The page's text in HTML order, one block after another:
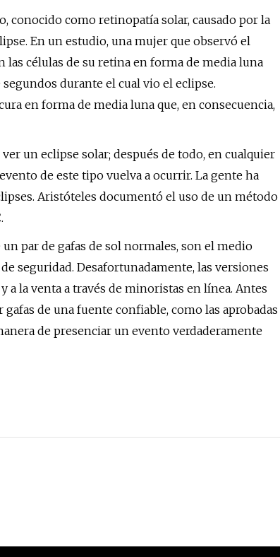
conocido como retinopatía solar, causado por la
En un estudio, una mujer que observó el
las células de su retina en forma de media luna
durante el cual vio el eclipse.
en forma de media luna que, en consecuencia,
un eclipse solar; después de todo, en cualquier
de este tipo vuelva a ocurrir. La gente ha
Aristóteles documentó el uso de un método
un par de gafas de sol normales, son el medio
seguridad. Desafortunadamente, las versiones
a la venta a través de minoristas en línea. Antes
de una fuente confiable, como las aprobadas
de presenciar un evento verdaderamente